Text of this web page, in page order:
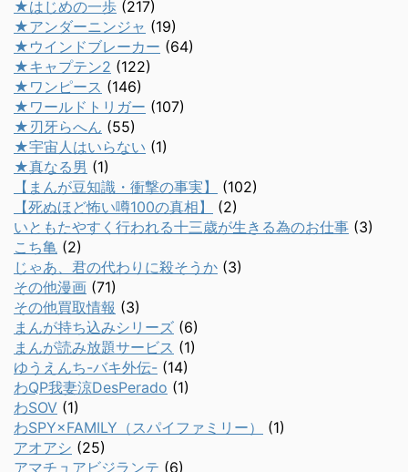
★はじめの一歩 (217)
★アンダーニンジャ (19)
★ウインドブレーカー (64)
★キャプテン2 (122)
★ワンピース (146)
★ワールドトリガー (107)
★刃牙らへん (55)
★宇宙人はいらない (1)
★真なる男 (1)
【まんが豆知識・衝撃の事実】
(102)
【死ぬほど怖い噂100の真相】
(2)
いともたやすく行われる十三歳が生きる為のお仕事 (3)
こち亀 (2)
じゃあ、君の代わりに殺そうか (3)
その他漫画 (71)
その他買取情報 (3)
まんが持ち込みシリーズ (6)
まんが読み放題サービス (1)
ゆうえんち-バキ外伝- (14)
わQP我妻涼DesPerado (1)
わSOV (1)
わSPY×FAMILY（スパイファミリー）
(1)
アオアシ (25)
アマチュアビジランテ (6)